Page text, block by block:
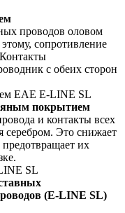
проводов оловом
сопротивление
с обеих сторон
покрытием
и контакты всех
серебром. Это снижает
их
(E-LINE SL)